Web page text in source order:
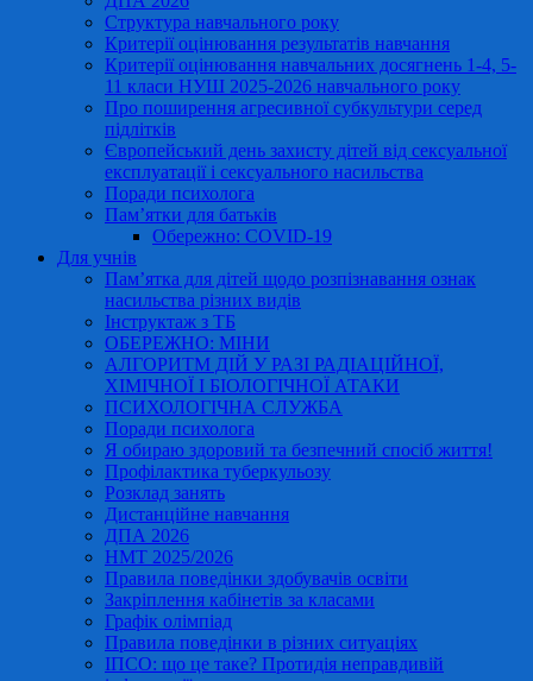
Структура навчального року
Критерії оцінювання результатів навчання
Критерії оцінювання навчальних досягнень 1-4, 5-
11 класи НУШ 2025-2026 навчального року
Про поширення агресивної субкультури серед
підлітків
Європейський день захисту дітей від сексуальної
експлуатації і сексуального насильства
Поради психолога
Пам’ятки для батьків
Обережно: COVID-19
Для учнів
Пам’ятка для дітей щодо розпізнавання ознак
насильства різних видів
Інструктаж з ТБ
ОБЕРЕЖНО: МІНИ
АЛГОРИТМ ДІЙ У РАЗІ РАДІАЦІЙНОЇ,
ХІМІЧНОЇ І БІОЛОГІЧНОЇ АТАКИ
ПСИХОЛОГІЧНА СЛУЖБА
Поради психолога
Я обираю здоровий та безпечний спосіб життя!
Профілактика туберкульозу
Розклад занять
Дистанційне навчання
ДПА 2026
НМТ 2025/2026
Правила поведінки здобувачів освіти
Закріплення кабінетів за класами
Графік олімпіад
Правила поведінки в різних ситуаціях
ІПСО: що це таке? Протидія неправдивій